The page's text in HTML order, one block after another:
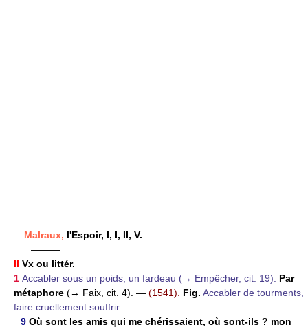
Malraux, l'Espoir, I, I, II, V.
———
II Vx ou littér.
1 Accabler sous un poids, un fardeau (→ Empêcher, cit. 19).
Par
métaphore (→ Faix, cit. 4). — (1541). Fig. Accabler de tourments,
faire cruellement souffrir.
9 Où sont les amis qui me chérissaient, où sont-ils ? mon